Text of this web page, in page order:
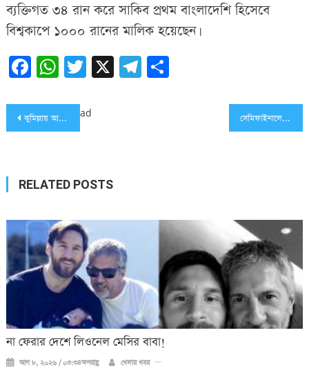
ব্যক্তিগত ৩৪ রান করে সাকিব প্রথম বাংলাদেশি হিসেবে
বিশ্বকাপে ১০০০ রানের মালিক হয়েছেন।
Facebook
WhatsApp
Twitter
X Telegram
Share
Post
কুমিল্লায় আম্পায়ার্স রিফ্রেসার্স প্রশিক্ষণ কোর্সের উদ্বোধন সেমিফাইনালে মুখোমুখি ফুটবলের দুই চিরপ্রতিদ্বন্দ্বী ব্রাজিল ও আর্জেন্টিনা
ad
RELATED POSTS
না ফেরার দেশে লিওনেল মেসির বাবা!
আগ ৮, ২০২৬ / ০৩:৩৪অপরাহ্ণ খেলার খবর